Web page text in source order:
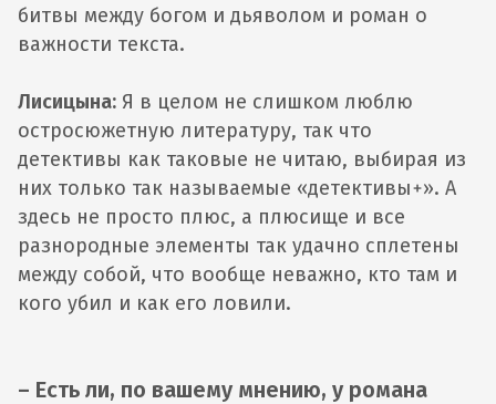
битвы между богом и дьяволом и роман о
важности текста.
Лисицына: Я в целом не слишком люблю
остросюжетную литературу, так что
детективы как таковые не читаю, выбирая из
них только так называемые «детективы+». А
здесь не просто плюс, а плюсище и все
разнородные элементы так удачно сплетены
между собой, что вообще неважно, кто там и
кого убил и как его ловили.
– Есть ли, по вашему мнению, у романа